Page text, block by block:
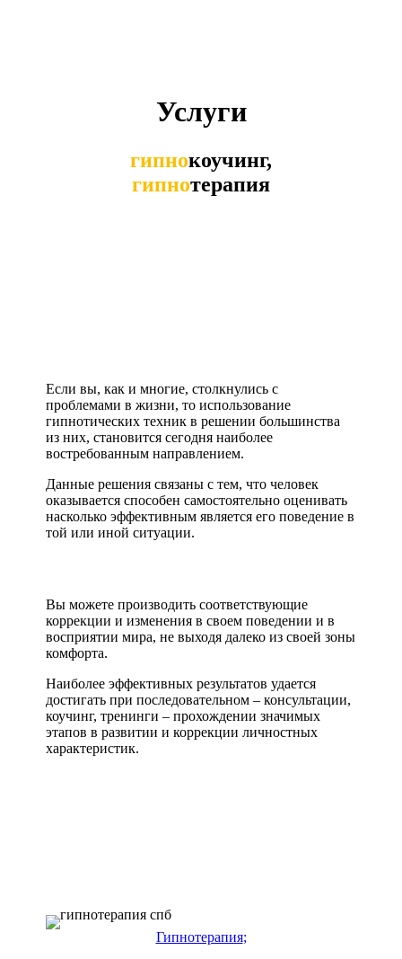
Услуги
гипнокоучинг,
гипнотерапия
Если вы, как и многие, столкнулись с
проблемами в жизни, то использование
гипнотических техник в решении большинства
из них, становится сегодня наиболее
востребованным направлением.
Данные решения связаны с тем, что человек
оказывается способен самостоятельно оценивать
насколько эффективным является его поведение в
той или иной ситуации.
Вы можете производить соответствующие
коррекции и изменения в своем поведении и в
восприятии мира, не выходя далеко из своей зоны
комфорта.
Наиболее эффективных результатов удается
достигать при последовательном – консультации,
коучинг, тренинги – прохождении значимых
этапов в развитии и коррекции личностных
характеристик.
Гипнотерапия